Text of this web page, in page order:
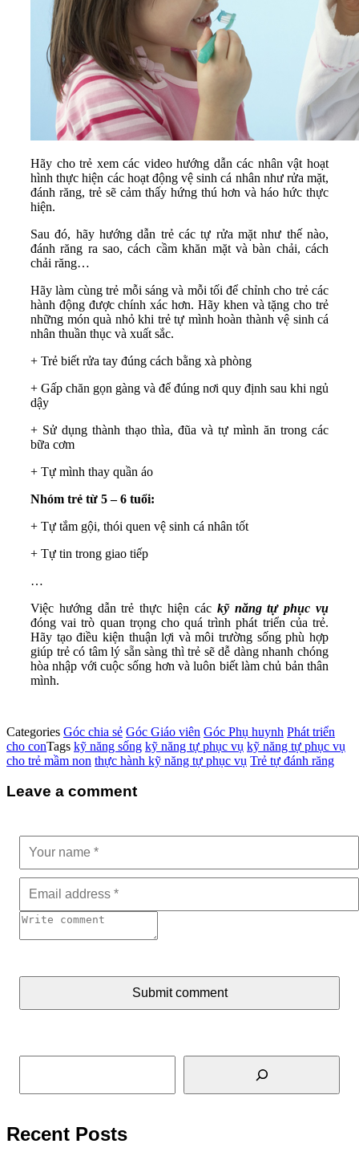
Hãy cho trẻ xem các video hướng dẫn các nhân vật hoạt
hình thực hiện các hoạt động vệ sinh cá nhân như rửa mặt,
đánh răng, trẻ sẽ cảm thấy hứng thú hơn và háo hức thực
hiện.
Sau đó, hãy hướng dẫn trẻ các tự rửa mặt như thế nào,
đánh răng ra sao, cách cầm khăn mặt và bàn chải, cách
chải răng…
Hãy làm cùng trẻ mỗi sáng và mỗi tối để chỉnh cho trẻ các
hành động được chính xác hơn. Hãy khen và tặng cho trẻ
những món quà nhỏ khi trẻ tự mình hoàn thành vệ sinh cá
nhân thuần thục và xuất sắc.
+ Trẻ biết rửa tay đúng cách bằng xà phòng
+ Gấp chăn gọn gàng và để đúng nơi quy định sau khi ngủ
dậy
+ Sử dụng thành thạo thìa, đũa và tự mình ăn trong các
bữa cơm
+ Tự mình thay quần áo
Nhóm trẻ từ 5 – 6 tuổi:
+ Tự tắm gội, thói quen vệ sinh cá nhân tốt
+ Tự tin trong giao tiếp
…
Việc hướng dẫn trẻ thực hiện các kỹ năng tự phục vụ
đóng vai trò quan trọng cho quá trình phát triển của trẻ.
Hãy tạo điều kiện thuận lợi và môi trường sống phù hợp
giúp trẻ có tâm lý sẵn sàng thì trẻ sẽ dễ dàng nhanh chóng
hòa nhập với cuộc sống hơn và luôn biết làm chủ bản thân
mình.
Categories Góc chia sẻ Góc Giáo viên Góc Phụ huynh Phát triển
cho conTags kỹ năng sống kỹ năng tự phục vụ kỹ năng tự phục vụ
cho trẻ mầm non thực hành kỹ năng tự phục vụ Trẻ tự đánh răng
Leave a comment
Submit comment
Tìm kiếm
Recent Posts